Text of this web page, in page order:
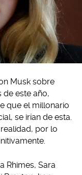
Musk sobre
de este año,
que el millonario
se irían de esta.
por lo
Rhimes, Sara